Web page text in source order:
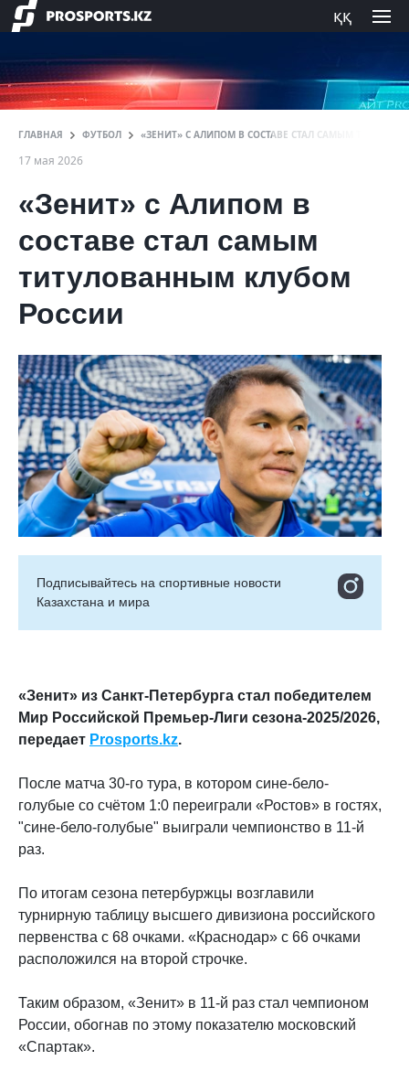
ққ
ГЛАВНАЯ ФУТБОЛ «ЗЕНИТ» С АЛИПОМ В СОСТАВЕ СТАЛ САМЫМ
17 мая 2026
«Зенит» с Алипом в
составе стал самым
титулованным клубом
России
Подписывайтесь на cпортивные новости
Казахстана и мира
«Зенит» из Санкт-Петербурга стал победителем
Мир Российской Премьер-Лиги сезона-2025/2026,
передает Prosports.kz.
После матча 30-го тура, в котором сине-бело-
голубые со счётом 1:0 переиграли «Ростов» в гостях,
"сине-бело-голубые" выиграли чемпионство в 11-й
раз.
По итогам сезона петербуржцы возглавили
турнирную таблицу высшего дивизиона российского
первенства с 68 очками. «Краснодар» с 66 очками
расположился на второй строчке.
Таким образом, «Зенит» в 11-й раз стал чемпионом
России, обогнав по этому показателю московский
«Спартак».